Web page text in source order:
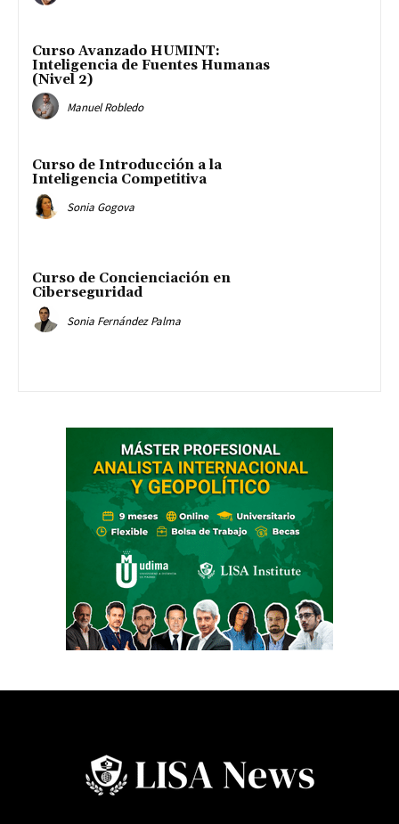
Curso Avanzado HUMINT:
Inteligencia de Fuentes Humanas
(Nivel 2)
Manuel Robledo
Curso de Introducción a la
Inteligencia Competitiva
Sonia Gogova
Curso de Concienciación en
Ciberseguridad
Sonia Fernández Palma